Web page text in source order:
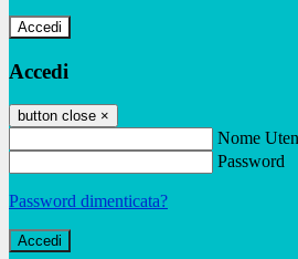
Accedi
Accedi
button close ×
Nome
Password
Password dimenticata?